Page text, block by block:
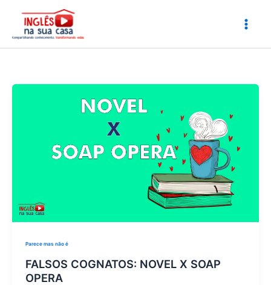
conteúdo
Parece mas não é
FALSOS COGNATOS: NOVEL X SOAP
OPERA